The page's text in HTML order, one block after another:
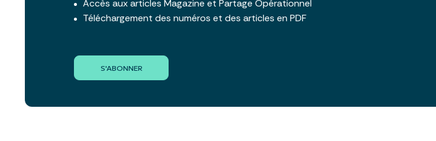
Accès aux articles Magazine et Partage Opérationnel
Téléchargement des numéros et des articles en PDF
S'ABONNER